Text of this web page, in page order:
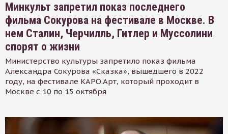
Минкульт запретил показ последнего
фильма Сокурова на фестивале в Москве. В
нем Сталин, Черчилль, Гитлер и Муссолини
спорят о жизни
Министерство культуры запретило показ фильма
Александра Сокурова «Сказка», вышедшего в 2022
году, на фестивале КАРО.Арт, который проходит в
Москве с 10 по 15 октября